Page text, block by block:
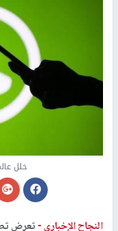
خلل
النجاح الإخباري -تعرض